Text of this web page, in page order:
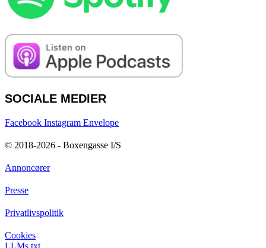
SOCIALE MEDIER
Facebook Instagram Envelope
© 2018-2026 - Boxengasse I/S
Annoncører
Presse
Privatlivspolitik
Cookies
LLMs.txt